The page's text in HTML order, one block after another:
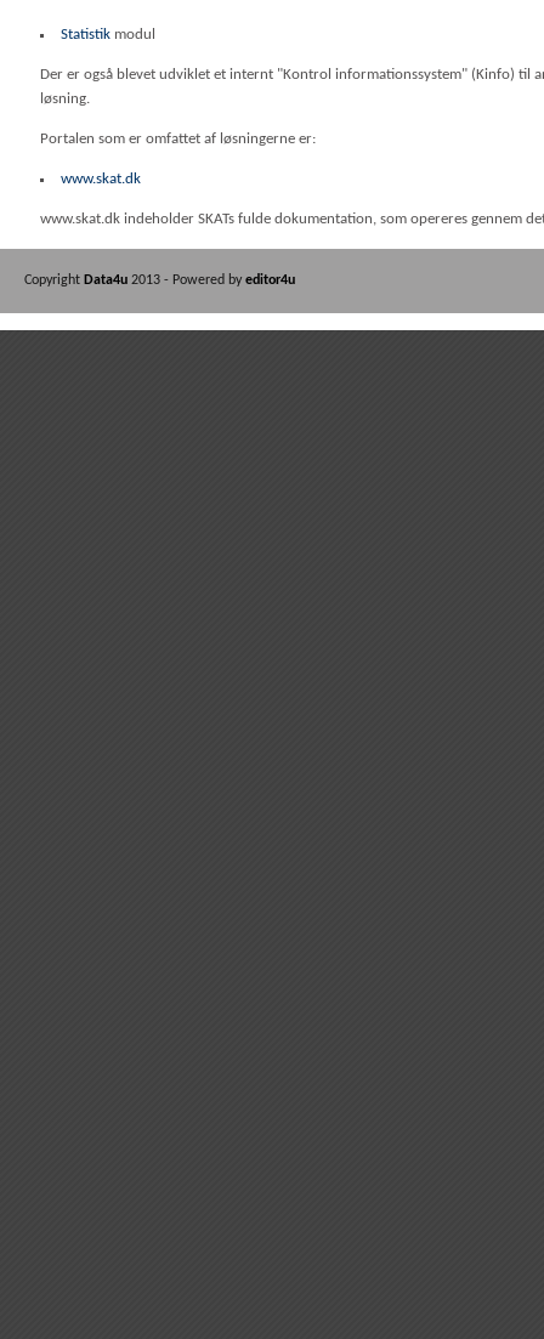
Statistik modul
Der er også blevet udviklet et internt "Kontrol informationssystem" (Kinfo) til
løsning.
Portalen som er omfattet af løsningerne er:
www.skat.dk
www.skat.dk indeholder SKATs fulde dokumentation, som opereres gennem
Copyright Data4u 2013 - Powered by editor4u